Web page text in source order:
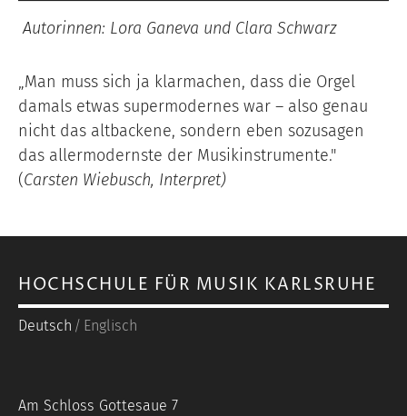
Autorinnen: Lora Ganeva und Clara Schwarz
„Man muss sich ja klarmachen, dass die Orgel
damals etwas supermodernes war – also genau
nicht das altbackene, sondern eben sozusagen
das allermodernste der Musikinstrumente."
(Carsten Wiebusch, Interpret)
HOCHSCHULE FÜR MUSIK KARLSRUHE
Deutsch Englisch
Am Schloss Gottesaue 7